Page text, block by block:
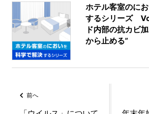
ホテル客室のに
するシリーズ
ド内部の抗カビ
から止める”
前へ